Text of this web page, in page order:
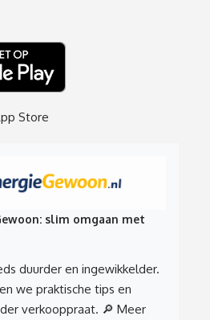
slim omgaan met
duurder en ingewikkelder.
we praktische tips en
verkooppraat. 🔎 Meer